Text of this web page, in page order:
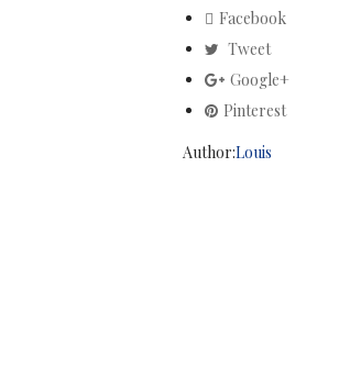
Facebook
Tweet
Google+
Pinterest
Author:Louis